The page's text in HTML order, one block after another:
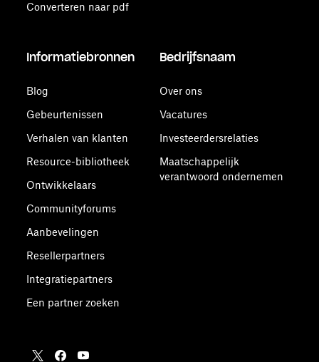
Converteren naar pdf
Informatiebronnen
Blog
Gebeurtenissen
Verhalen van klanten
Resource-bibliotheek
Ontwikkelaars
Communityforums
Aanbevelingen
Resellerpartners
Integratiepartners
Een partner zoeken
Bedrijfsnaam
Over ons
Vacatures
Investeerdersrelaties
Maatschappelijk
verantwoord ondernemen